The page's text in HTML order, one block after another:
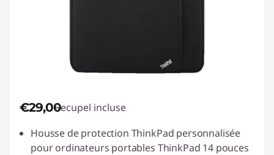
€29,00Recupel incluse
Housse de protection ThinkPad personnalisée
pour ordinateurs portables ThinkPad 14 pouces